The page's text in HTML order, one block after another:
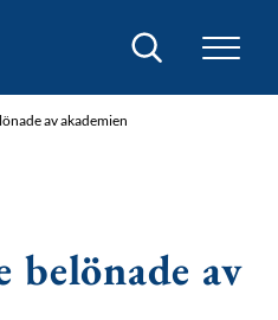
Sök
av akademien
belönade av